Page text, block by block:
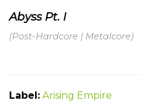
Abyss Pt. I
(Post-Hardcore | Metalcore)
Label: Arising Empire